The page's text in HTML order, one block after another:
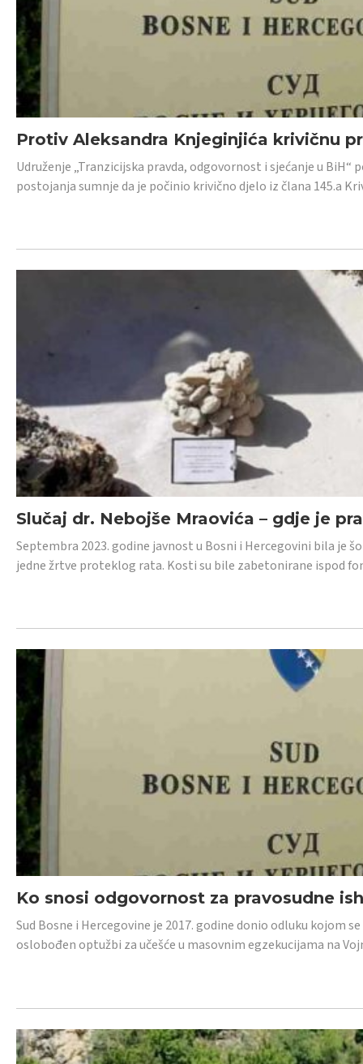
Protiv Aleksandra Knjeginjića krivičnu
Udruženje „Tranzicijska pravda, odgovornost i sjećanje u
postojanja sumnje da je počinio krivično djelo iz člana 145.a
Slučaj dr. Nebojše Mraovića – gdje je
Septembra 2023. godine javnost u Bosni i Hercegovini bila je
jedne žrtve proteklog rata. Kosti su bile zabetonirane ispod
Ko snosi odgovornost za pravosudne
Sud Bosne i Hercegovine je 2017. godine donio odluku kojom
oslobođen optužbi za učešće u masovnim egzekucijama na